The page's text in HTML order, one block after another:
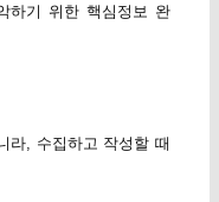
하기 위한 핵심정보 완
라, 수집하고 작성할 때